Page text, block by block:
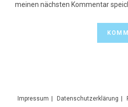
ein
meinen nächsten Kommentar
Impressum Datenschutzerklärung